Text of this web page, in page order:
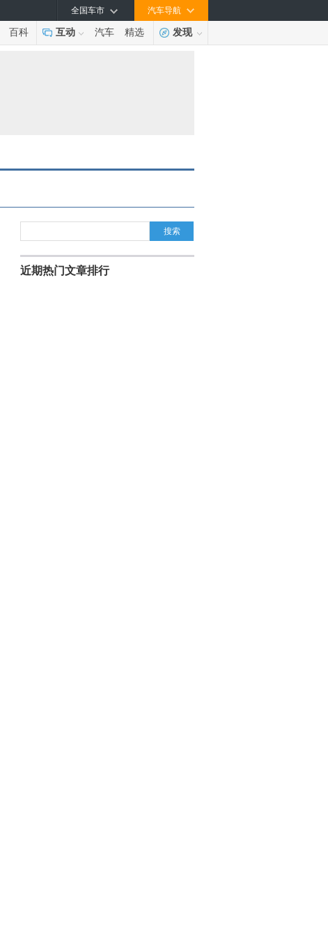
汽车导航
全国车市
百科 互动 汽车 精选 发现
搜索
近期热门文章排行